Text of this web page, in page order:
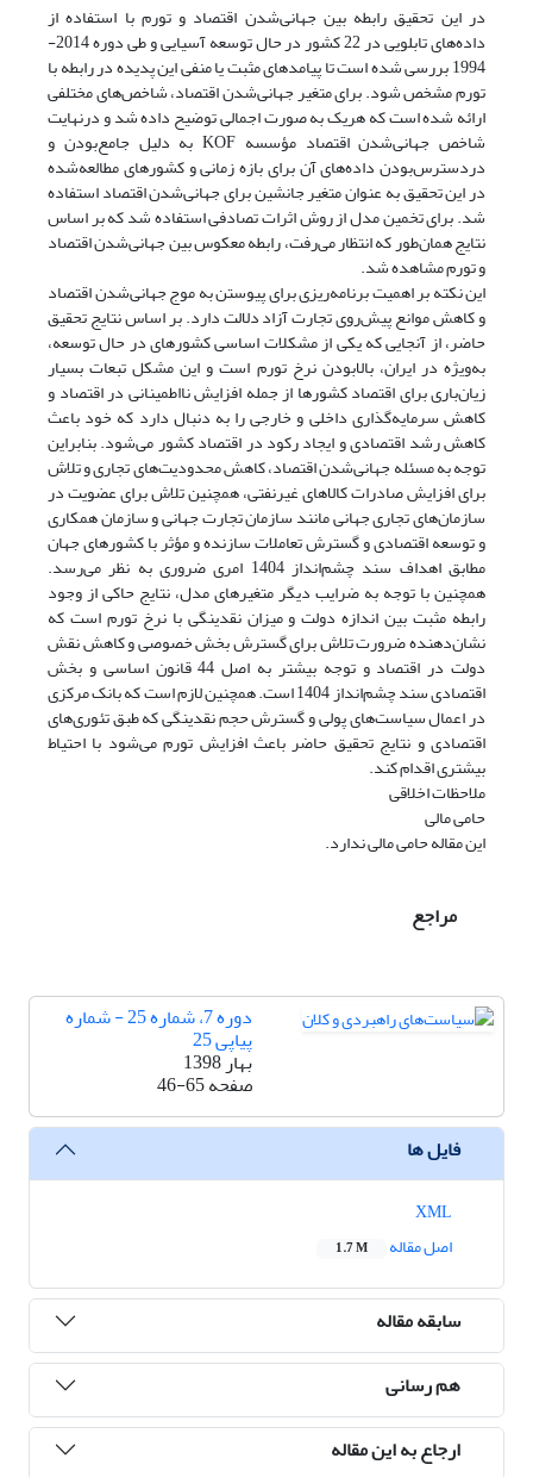
در این تحقیق رابطه بین جهانی‌شدن اقتصاد و تورم با استفاده از
داده‌های تابلویی در 22 کشور در حال توسعه آسیایی و طی دوره 2014-
1994 بررسی شده است تا پیامدهای مثبت یا منفی این پدیده در رابطه با
تورم مشخص شود. برای متغیر جهانی‌شدن اقتصاد، شاخص‌های مختلفی
ارائه شده است که هریک به صورت اجمالی توضیح داده شد و درنهایت
شاخص جهانی‌شدن اقتصاد مؤسسه KOF به دلیل جامع‌بودن و
دردسترس‌بودن داده‌های آن برای بازه زمانی و کشورهای مطالعه‌شده
در این تحقیق به عنوان متغیر جانشین برای جهانی‌شدن اقتصاد استفاده
شد. برای تخمین مدل از روش اثرات تصادفی استفاده شد که بر اساس
نتایج همان‌طور که انتظار می‌رفت، رابطه معکوس بین جهانی‌شدن اقتصاد
و تورم مشاهده شد.
این نکته بر اهمیت برنامه‌ریزی برای پیوستن به موج جهانی‌شدن اقتصاد
و کاهش موانع پیش‌روی تجارت آزاد دلالت دارد. بر اساس نتایج تحقیق
حاضر، از آنجایی که یکی از مشکلات اساسی کشورهای در حال توسعه،
به‌ویژه در ایران، بالابودن نرخ تورم است و این مشکل تبعات بسیار
زیان‌باری برای اقتصاد کشورها از جمله افزایش نااطمینانی در اقتصاد و
کاهش سرمایه‌گذاری داخلی و خارجی را به دنبال دارد که خود باعث
کاهش رشد اقتصادی و ایجاد رکود در اقتصاد کشور می‌شود. بنابراین
توجه به مسئله جهانی‌شدن اقتصاد، کاهش محدودیت‌های تجاری و تلاش
برای افزایش صادرات کالاهای غیر‌نفتی، همچنین تلاش برای عضویت در
سازمان‌های تجاری جهانی مانند سازمان تجارت جهانی و سازمان همکاری
و توسعه اقتصادی و گسترش تعاملات سازنده و مؤثر با کشورهای جهان
مطابق اهداف سند چشم‌انداز 1404 امری ضروری به نظر می‌رسد.
همچنین با توجه به ضرایب دیگر متغیرهای مدل، نتایج حاکی از وجود
رابطه مثبت بین اندازه دولت و میزان نقدینگی با نرخ تورم است که
نشان‌دهنده ضرورت تلاش برای گسترش بخش خصوصی و کاهش نقش
دولت در اقتصاد و توجه بیشتر به اصل 44 قانون اساسی و بخش
اقتصادی سند چشم‌انداز 1404 است. همچنین لازم است که بانک مرکزی
در اعمال سیاست‌های پولی و گسترش حجم نقدینگی که طبق تئوری‌های
اقتصادی و نتایج تحقیق حاضر باعث افزایش تورم می‌شود با احتیاط
بیشتری اقدام کند.
ملاحظات اخلاقی
حامی مالی
این مقاله حامی مالی ندارد.
مراجع
دوره 7، شماره 25 - شماره
پیاپی 25
بهار 1398
صفحه46-65
فایل ها
اصل مقاله
1.7 M
سابقه مقاله
هم رسانی
ارجاع به این مقاله